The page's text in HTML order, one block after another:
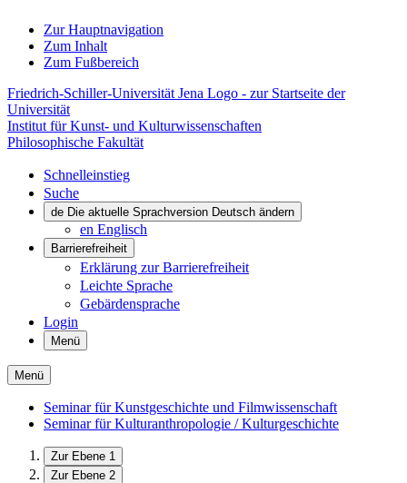
Zur Hauptnavigation
Zum Inhalt
Zum Fußbereich
Friedrich-Schiller-Universität Jena Logo - zur Startseite der
Universität
Institut für Kunst- und Kulturwissenschaften
Philosophische Fakultät
Schnelleinstieg
Suche
de Die aktuelle Sprachversion Deutsch ändern
en Englisch
Barrierefreiheit
Erklärung zur Barrierefreiheit
Leichte Sprache
Gebärdensprache
Login
Menü
Menü
Seminar für Kunstgeschichte und Filmwissenschaft
Seminar für Kulturanthropologie / Kulturgeschichte
Zur Ebene 1
Zur Ebene 2